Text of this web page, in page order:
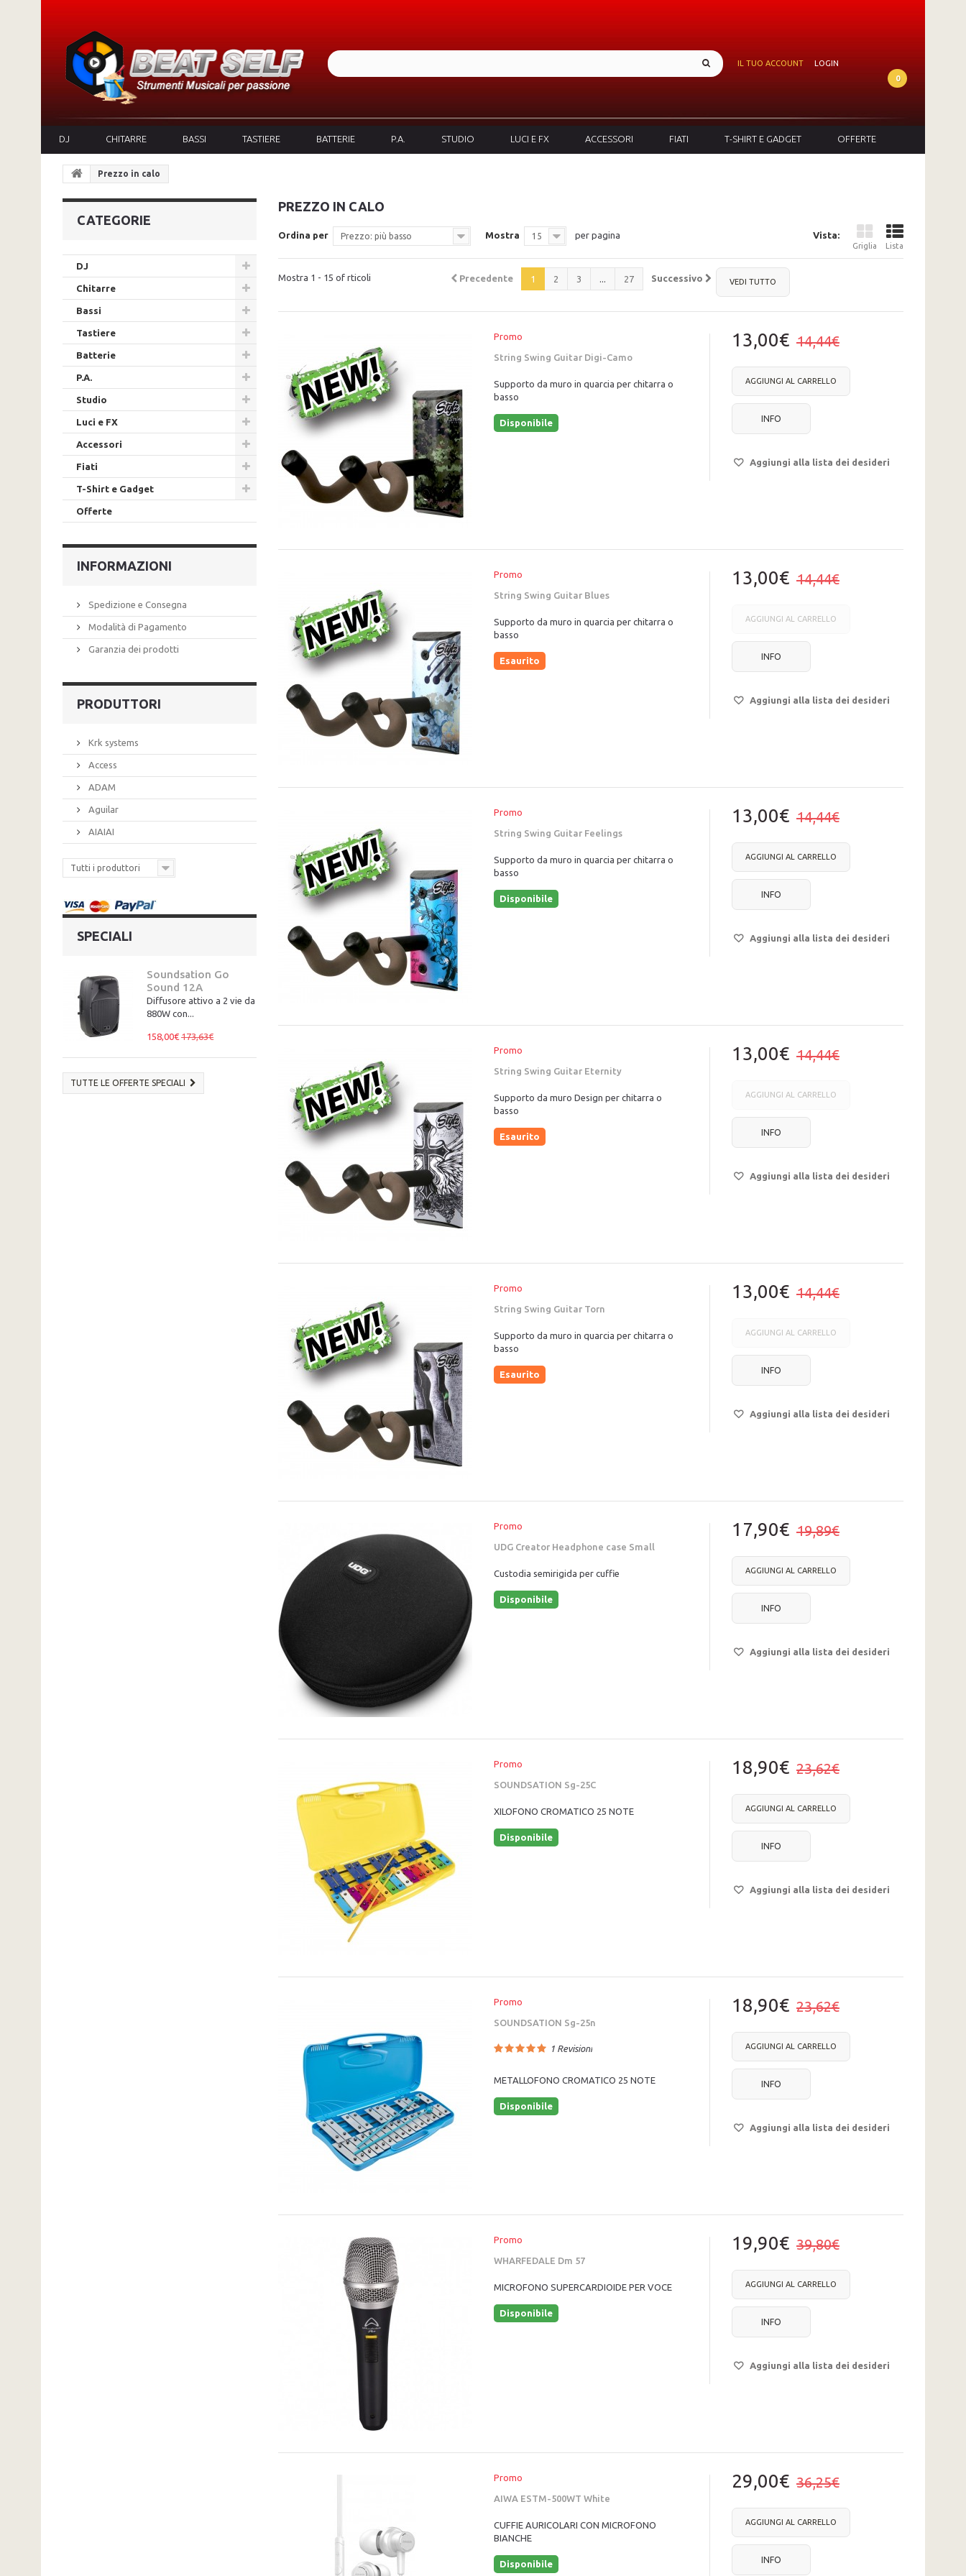
IL TUO ACCOUNT
LOGIN
0
DJ CHITARRE BASSI TASTIERE BATTERIE P.A. STUDIO LUCI E FX ACCESSORI FIATI T-SHIRT E GADGET OFFERTE
Prezzo in calo
CATEGORIE
DJ
Chitarre
Bassi
Tastiere
Batterie
P.A.
Studio
Luci e FX
Accessori
Fiati
T-Shirt e Gadget
Offerte
INFORMAZIONI
Spedizione e Consegna
Modalità di Pagamento
Garanzia dei prodotti
PRODUTTORI
Krk systems
Access
ADAM
Aguilar
AIAIAI
Tutti i produttori
SPECIALI
Soundsation Go
Sound 12A
Diffusore attivo a 2 vie da
880W con...
158,00€ 173,63€
TUTTE LE OFFERTE SPECIALI
PREZZO IN CALO
Vista:
Griglia Lista
Ordina per Prezzo: più basso Mostra 15 per pagina
VEDI TUTTO
Precedente 1 2 3 27 Successivo
Mostra 1 - 15 of rticoli
Promo
String Swing Guitar Digi-Camo
Supporto da muro in quarcia per chitarra o
basso
Disponibile
13,00€ 14,44€
AGGIUNGI AL CARRELLO
INFO
Aggiungi alla lista dei desideri
Promo
String Swing Guitar Blues
Supporto da muro in quarcia per chitarra o
basso
Esaurito
13,00€ 14,44€
AGGIUNGI AL CARRELLO
INFO
Aggiungi alla lista dei desideri
Promo
String Swing Guitar Feelings
Supporto da muro in quarcia per chitarra o
basso
Disponibile
13,00€ 14,44€
AGGIUNGI AL CARRELLO
INFO
Aggiungi alla lista dei desideri
Promo
String Swing Guitar Eternity
Supporto da muro Design per chitarra o
basso
Esaurito
13,00€ 14,44€
AGGIUNGI AL CARRELLO
INFO
Aggiungi alla lista dei desideri
Promo
String Swing Guitar Torn
Supporto da muro in quarcia per chitarra o
basso
Esaurito
13,00€ 14,44€
AGGIUNGI AL CARRELLO
INFO
Aggiungi alla lista dei desideri
Promo
UDG Creator Headphone case Small
Custodia semirigida per cuffie
Disponibile
17,90€ 19,89€
AGGIUNGI AL CARRELLO
INFO
Aggiungi alla lista dei desideri
Promo
SOUNDSATION Sg-25C
XILOFONO CROMATICO 25 NOTE
Disponibile
18,90€ 23,62€
AGGIUNGI AL CARRELLO
INFO
Aggiungi alla lista dei desideri
Promo
SOUNDSATION Sg-25n
1Revisioni
METALLOFONO CROMATICO 25 NOTE
Disponibile
18,90€ 23,62€
AGGIUNGI AL CARRELLO
INFO
Aggiungi alla lista dei desideri
Promo
WHARFEDALE Dm 57
MICROFONO SUPERCARDIOIDE PER VOCE
Disponibile
19,90€ 39,80€
AGGIUNGI AL CARRELLO
INFO
Aggiungi alla lista dei desideri
Promo
AIWA ESTM-500WT White
CUFFIE AURICOLARI CON MICROFONO
BIANCHE
Disponibile
29,00€ 36,25€
AGGIUNGI AL CARRELLO
INFO